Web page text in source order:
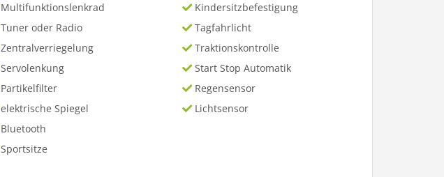
Multifunktionslenkrad
Tuner oder Radio
Zentralverriegelung
Servolenkung
Partikelfilter
elektrische Spiegel
Bluetooth
Sportsitze
Kindersitzbefestigung
Tagfahrlicht
Traktionskontrolle
Start Stop Automatik
Regensensor
Lichtsensor